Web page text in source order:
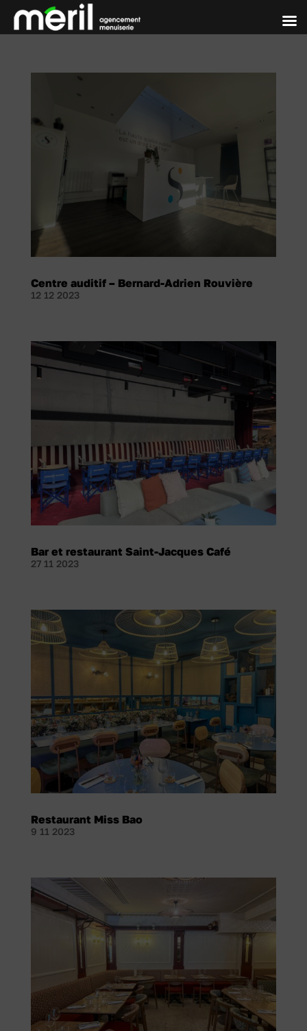
Centre auditif – Bernard-Adrien Rouvière
12 12 2023
Bar et restaurant Saint-Jacques Café
27 11 2023
Restaurant Miss Bao
9 11 2023